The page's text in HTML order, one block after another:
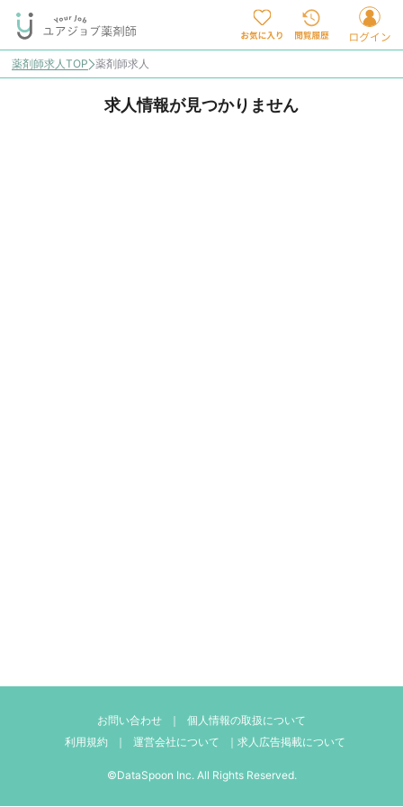
薬剤師求人TOP 薬剤師求人
求人情報が見つかりません
お問い合わせ ｜
個人情報の取扱について
利用規約
｜ 運営会社について ｜ 求人広告掲載について
©DataSpoon Inc. All Rights Reserved.